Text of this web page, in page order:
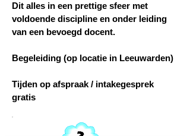
Dit alles in een prettige sfeer met
voldoende discipline en onder leiding
van een bevoegd docent.
Begeleiding (op locatie in Leeuwarden)
Tijden op afspraak / intakegesprek
gratis